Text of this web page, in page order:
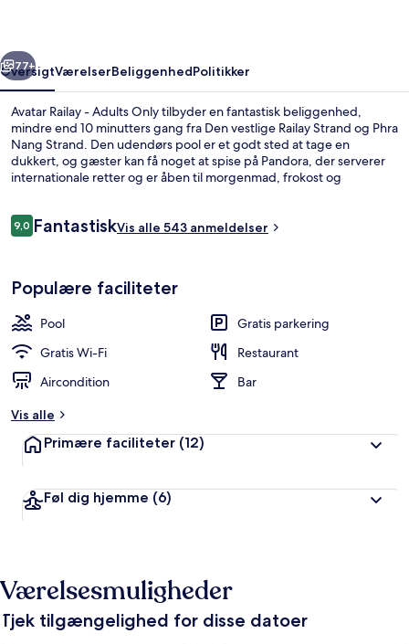
Næste
77+
OversigtVærelserBeliggenhedPolitikker
Avatar Railay - Adults Only tilbyder en fantastisk beliggenhed,
mindre end 10 minutters gang fra Den vestlige Railay Strand og Phra
Nang Strand. Den udendørs pool er et godt sted at tage en
dukkert, og gæster kan få noget at spise på Pandora, der serverer
internationale retter og er åben til morgenmad, frokost og
Anmeldelser
9,09,0 ud af 10.
FantastiskVis alle 543 anmeldelser
Populære faciliteter
Pool
Gratis parkering
Gratis Wi-Fi
Restaurant
Aircondition
Bar
Vis alle
Primære faciliteter (12)
Føl dig hjemme (6)
Værelsesmuligheder
Tjek tilgængelighed for disse datoer